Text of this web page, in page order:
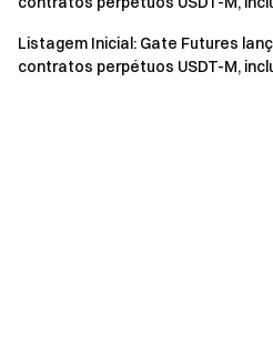
Transparência e Segurança
Verifique nossa Prova de
Listagem Inicial: Gate Futures
contratos perpétuos USDT-M,